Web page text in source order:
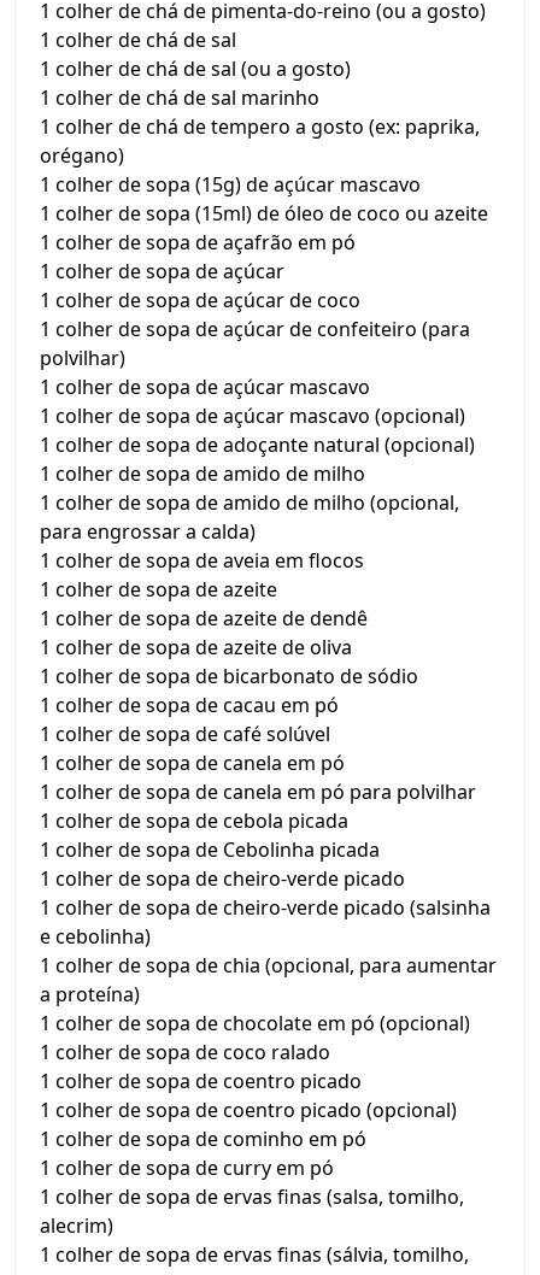
1 colher de chá de pimenta-do-reino (ou a gosto)
1 colher de chá de sal
1 colher de chá de sal (ou a gosto)
1 colher de chá de sal marinho
1 colher de chá de tempero a gosto (ex: paprika,
orégano)
1 colher de sopa (15g) de açúcar mascavo
1 colher de sopa (15ml) de óleo de coco ou azeite
1 colher de sopa de açafrão em pó
1 colher de sopa de açúcar
1 colher de sopa de açúcar de coco
1 colher de sopa de açúcar de confeiteiro (para
polvilhar)
1 colher de sopa de açúcar mascavo
1 colher de sopa de açúcar mascavo (opcional)
1 colher de sopa de adoçante natural (opcional)
1 colher de sopa de amido de milho
1 colher de sopa de amido de milho (opcional,
para engrossar a calda)
1 colher de sopa de aveia em flocos
1 colher de sopa de azeite
1 colher de sopa de azeite de dendê
1 colher de sopa de azeite de oliva
1 colher de sopa de bicarbonato de sódio
1 colher de sopa de cacau em pó
1 colher de sopa de café solúvel
1 colher de sopa de canela em pó
1 colher de sopa de canela em pó para polvilhar
1 colher de sopa de cebola picada
1 colher de sopa de Cebolinha picada
1 colher de sopa de cheiro-verde picado
1 colher de sopa de cheiro-verde picado (salsinha
e cebolinha)
1 colher de sopa de chia (opcional, para aumentar
a proteína)
1 colher de sopa de chocolate em pó (opcional)
1 colher de sopa de coco ralado
1 colher de sopa de coentro picado
1 colher de sopa de coentro picado (opcional)
1 colher de sopa de cominho em pó
1 colher de sopa de curry em pó
1 colher de sopa de ervas finas (salsa, tomilho,
alecrim)
1 colher de sopa de ervas finas (sálvia, tomilho,